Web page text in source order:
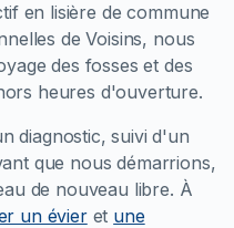
en lisière de commune
de Voisins, nous
des fosses et des
heures d'ouverture.
diagnostic, suivi d'un
que nous démarrions,
de nouveau libre. À
un évieret une